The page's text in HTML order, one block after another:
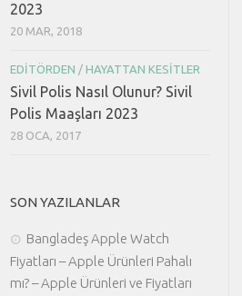
2023
20 MAR, 2018
EDITÖRDEN / HAYATTAN KESITLER
Sivil Polis Nasıl Olunur? Sivil
Polis Maaşları 2023
28 OCA, 2017
SON YAZILANLAR
Bangladeş Apple Watch
Fiyatları – Apple Ürünleri Pahalı
mı? – Apple Ürünleri ve Fiyatları